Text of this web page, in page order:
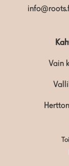
Vain